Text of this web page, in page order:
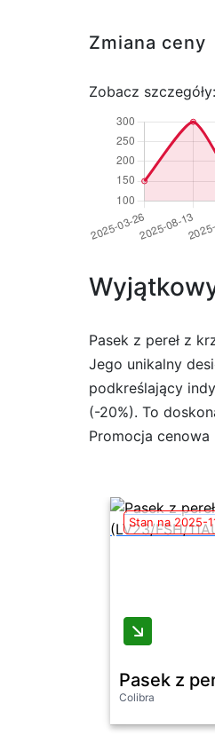
Zmiana ceny
Zobacz szczegóły:
Pasek z pereł z
Jego unikalny
podkreślający
(-20%). To
Promocja
Stan na 2025-
Pasek z
Colibra